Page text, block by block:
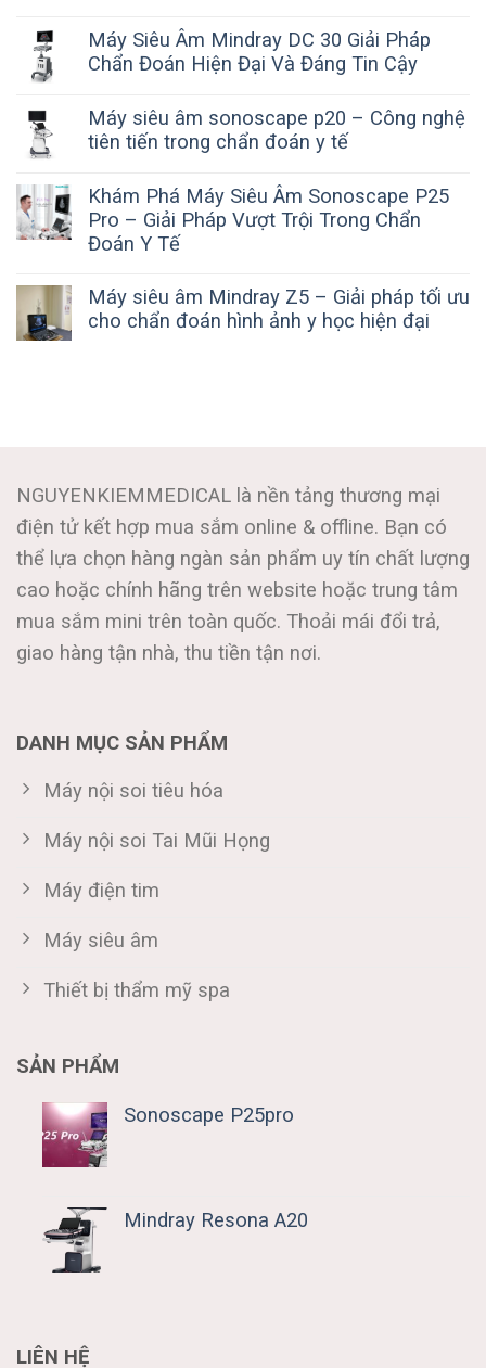
Máy Siêu Âm Mindray DC 30 Giải Pháp
Chẩn Đoán Hiện Đại Và Đáng Tin Cậy
Máy siêu âm sonoscape p20 – Công nghệ
tiên tiến trong chẩn đoán y tế
Khám Phá Máy Siêu Âm Sonoscape P25
Pro – Giải Pháp Vượt Trội Trong Chẩn
Đoán Y Tế
Máy siêu âm Mindray Z5 – Giải pháp tối ưu
cho chẩn đoán hình ảnh y học hiện đại
NGUYENKIEMMEDICAL là nền tảng thương mại
điện tử kết hợp mua sắm online & offline. Bạn có
thể lựa chọn hàng ngàn sản phẩm uy tín chất lượng
cao hoặc chính hãng trên website hoặc trung tâm
mua sắm mini trên toàn quốc. Thoải mái đổi trả,
giao hàng tận nhà, thu tiền tận nơi.
DANH MỤC SẢN PHẨM
Máy nội soi tiêu hóa
Máy nội soi Tai Mũi Họng
Máy điện tim
Máy siêu âm
Thiết bị thẩm mỹ spa
SẢN PHẨM
Sonoscape P25pro
Mindray Resona A20
LIÊN HỆ